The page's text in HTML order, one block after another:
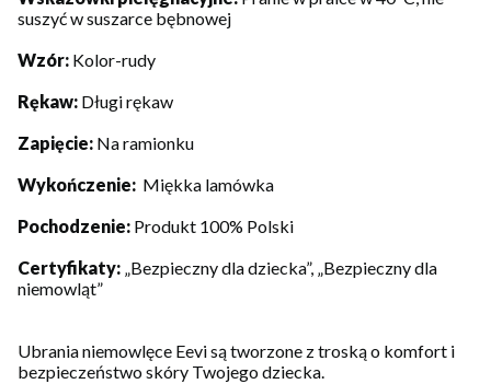
suszyć w suszarce bębnowej
Wzór: Kolor-rudy
Rękaw: Długi rękaw
Zapięcie: Na ramionku
Wykończenie: Miękka lamówka
Pochodzenie: Produkt 100% Polski
Certyfikaty: „Bezpieczny dla dziecka”, „Bezpieczny dla
niemowląt”
Ubrania niemowlęce Eevi są tworzone z troską o komfort i
bezpieczeństwo skóry Twojego dziecka.